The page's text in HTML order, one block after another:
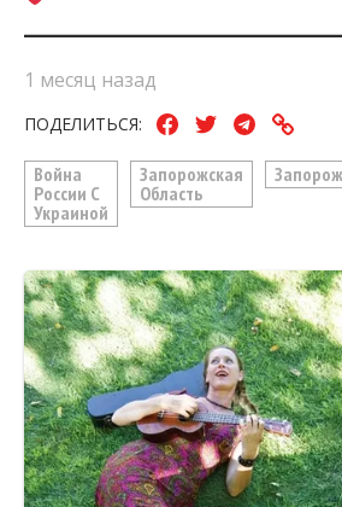
1 месяц назад
ПОДЕЛИТЬСЯ:
Война
России С
Украиной
Запорожская
Область